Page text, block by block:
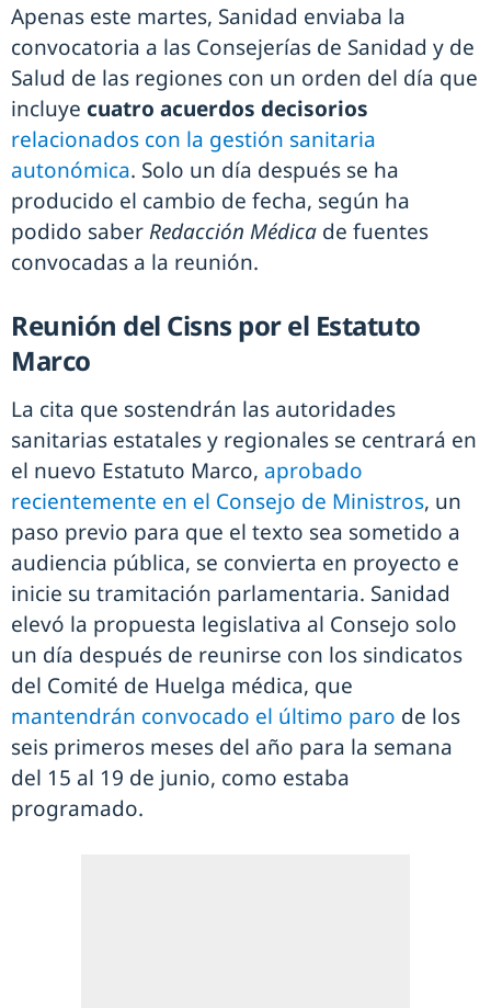
Apenas este martes, Sanidad enviaba la
convocatoria a las Consejerías de Sanidad y de
Salud de las regiones con un orden del día que
incluye cuatro acuerdos decisorios
relacionados con la gestión sanitaria
autonómica. Solo un día después se ha
producido el cambio de fecha, según ha
podido saberRedacción Médica de fuentes
convocadas a la reunión.
Reunión del Cisns por el Estatuto
Marco
La cita que sostendrán las autoridades
sanitarias estatales y regionales se centrará en
el nuevo Estatuto Marco, aprobado
recientemente en el Consejo de Ministros, un
paso previo para que el texto sea sometido a
audiencia pública, se convierta en proyecto e
inicie su tramitación parlamentaria. Sanidad
elevó la propuesta legislativa al Consejo solo
un día después de reunirse con los sindicatos
del Comité de Huelga médica, que
mantendrán convocado el último paro de los
seis primeros meses del año para la semana
del 15 al 19 de junio, como estaba
programado.